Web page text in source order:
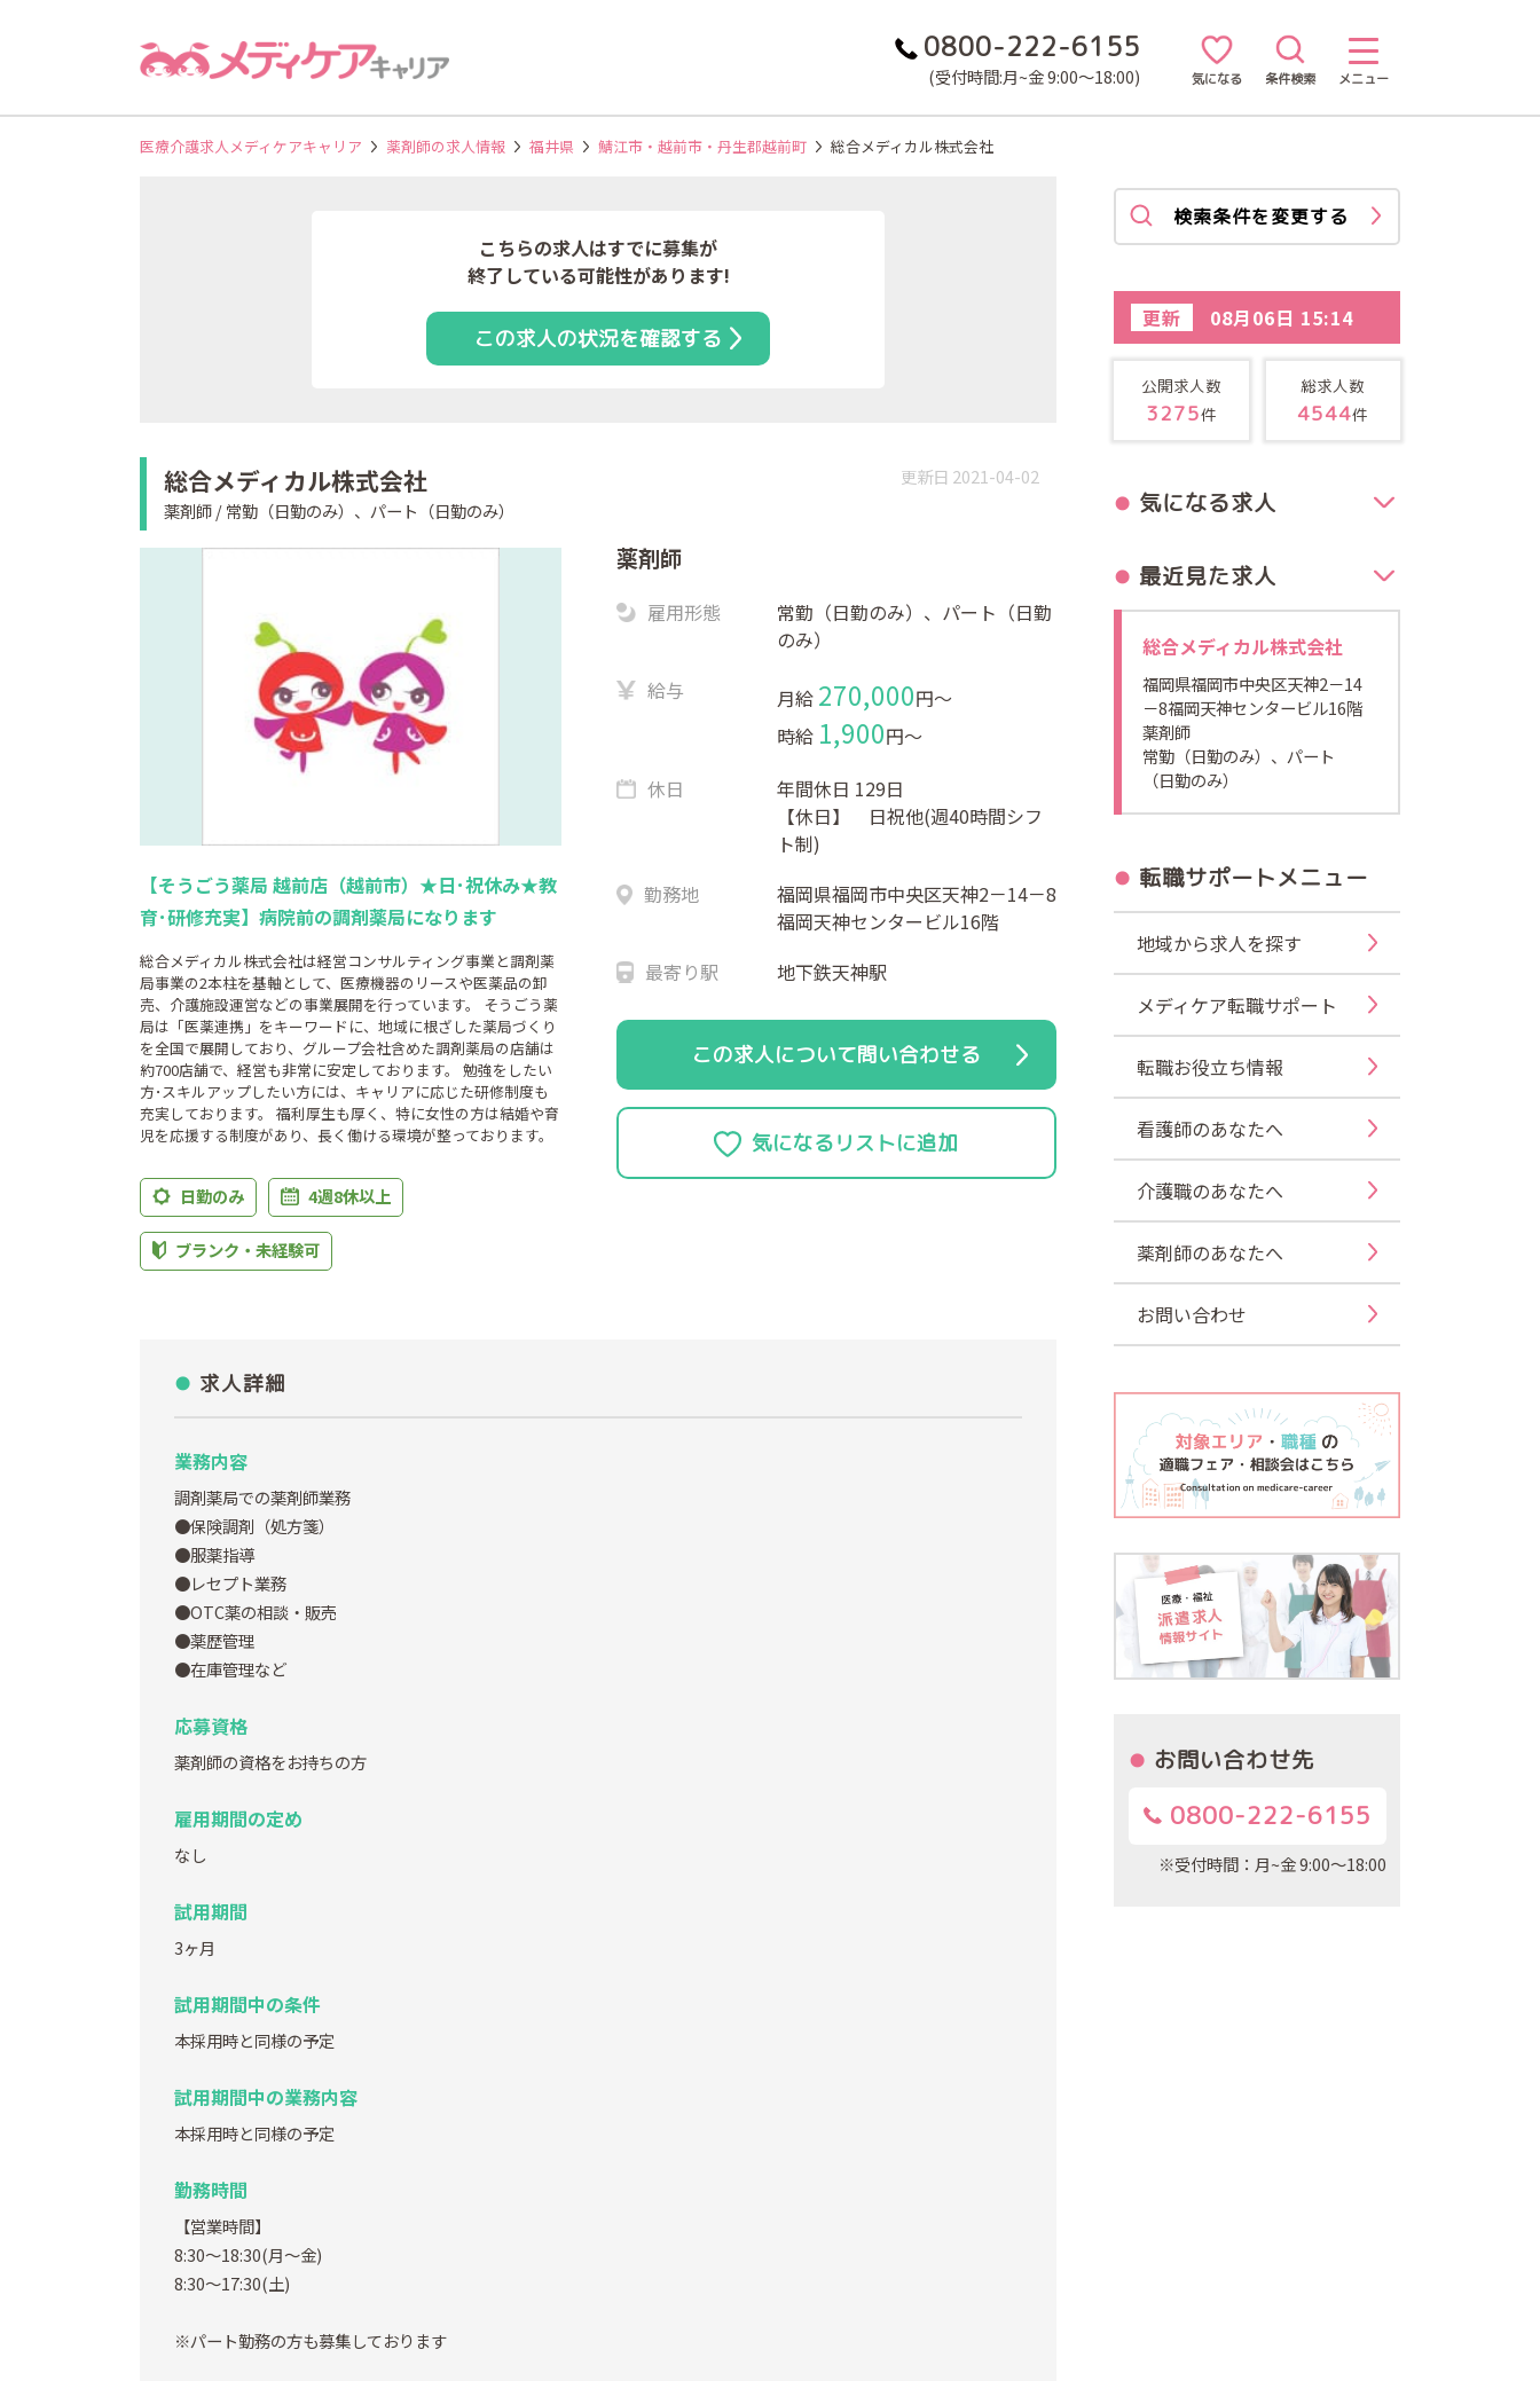
0800-222-6155
(受付時間:月~金 9:00～18:00) 気になる 条件検索 メニュー
医療介護求人メディケアキャリア 薬剤師の求人情報 福井県 鯖江市・越前市・丹生郡越前町 総合メディカル株式会社
こちらの求人はすでに募集が
終了している可能性があります!
この求人の状況を確認する
総合メディカル株式会社
薬剤師 / 常勤（日勤のみ）、パート（日勤のみ）
更新日 2021-04-02
【そうごう薬局 越前店（越前市）★日･祝休み★教
育･研修充実】病院前の調剤薬局になります
総合メディカル株式会社は経営コンサルティング事業と調剤薬
局事業の2本柱を基軸として、医療機器のリースや医薬品の卸
売、介護施設運営などの事業展開を行っています。 そうごう薬
局は「医薬連携」をキーワードに、地域に根ざした薬局づくり
を全国で展開しており、グループ会社含めた調剤薬局の店舗は
約700店舗で、経営も非常に安定しております。 勉強をしたい
方･スキルアップしたい方には、キャリアに応じた研修制度も
充実しております。 福利厚生も厚く、特に女性の方は結婚や育
児を応援する制度があり、長く働ける環境が整っております。
日勤のみ 4週8休以上
ブランク・未経験可
薬剤師
雇用形態
常勤（日勤のみ）、パート（日勤
のみ）
給与
月給 270,000円〜
時給 1,900円〜
休日
年間休日 129日
【休日】 日祝他(週40時間シフ
ト制)
勤務地
福岡県福岡市中央区天神2－14－8
福岡天神センタービル16階
最寄り駅
地下鉄天神駅
この求人について問い合わせる
求人詳細
業務内容
調剤薬局での薬剤師業務
●保険調剤（処方箋）
●服薬指導
●レセプト業務
●OTC薬の相談・販売
●薬歴管理
●在庫管理など
応募資格
薬剤師の資格をお持ちの方
雇用期間の定め
なし
試用期間
3ヶ月
試用期間中の条件
本採用時と同様の予定
試用期間中の業務内容
本採用時と同様の予定
勤務時間
【営業時間】
8:30～18:30(月～金)
8:30～17:30(土)
※パート勤務の方も募集しております
検索条件を変更する
更新 08月06日 15:14
公開求人数
3275件
総求人数
4544件
気になる求人
最近見た求人
総合メディカル株式会社
福岡県福岡市中央区天神2－14
－8福岡天神センタービル16階
薬剤師
常勤（日勤のみ）、パート
（日勤のみ）
転職サポートメニュー
地域から求人を探す
メディケア転職サポート
転職お役立ち情報
看護師のあなたへ
介護職のあなたへ
薬剤師のあなたへ
お問い合わせ
お問い合わせ先
0800-222-6155
※受付時間：月~金 9:00～18:00